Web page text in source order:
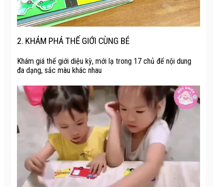
2. KHÁM PHÁ THẾ GIỚI CÙNG BÉ
Khám giá thế giới diệu kỳ, mới lạ trong 17 chủ để nội dung
đa dạng, sắc màu khác nhau